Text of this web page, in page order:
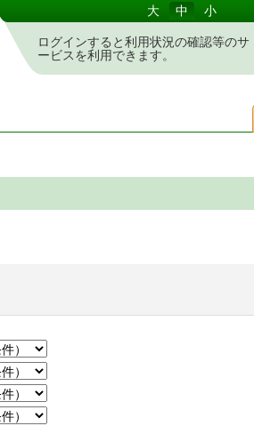
大 中 小
ログインすると利用状況の確認等のサ
ービスを利用できます。